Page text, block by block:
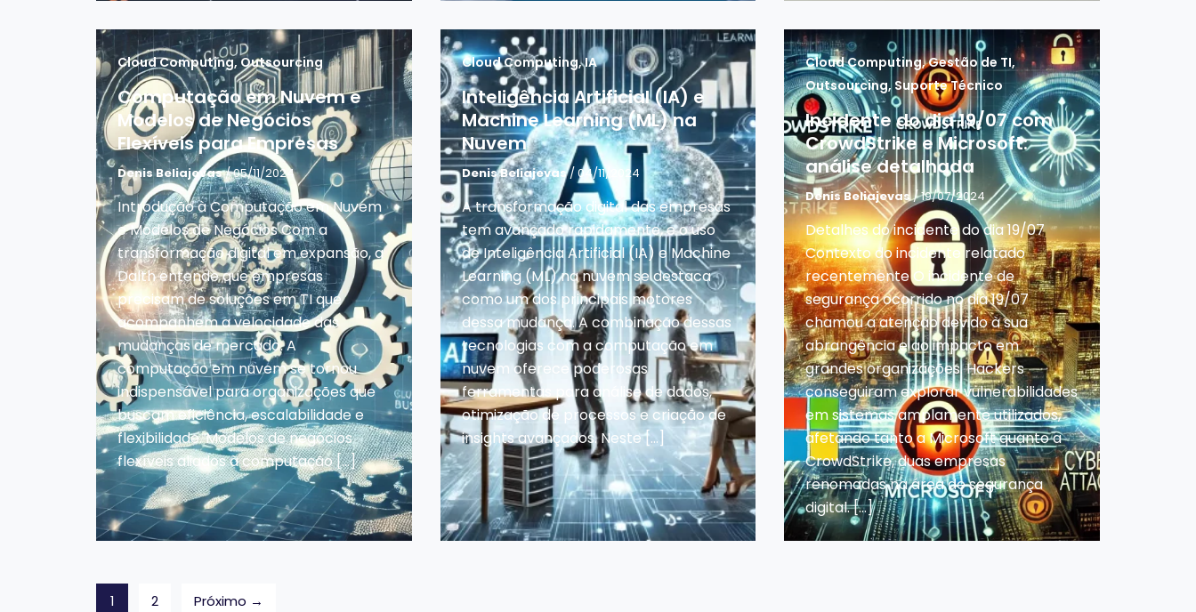
Cloud Computing,Outsourcing
Computação em Nuvem e
Modelos de Negócios
Flexíveis para Empresas
Denis Beliajevas/ 05/11/2024
Introdução à Computação em Nuvem
e Modelos de Negócios Com a
transformação digital em expansão, a
Dalth entende que empresas
precisam de soluções em TI que
acompanhem a velocidade das
mudanças de mercado. A
computação em nuvem se tornou
indispensável para organizações que
buscam eficiência, escalabilidade e
flexibilidade. Modelos de negócios
flexíveis aliados à computação […]
Cloud Computing,IA
Inteligência Artificial (IA) e
Machine Learning (ML) na
Nuvem
Denis Beliajevas/ 04/11/2024
A transformação digital das empresas
tem avançado rapidamente, e o uso
de Inteligência Artificial (IA) e Machine
Learning (ML) na nuvem se destaca
como um dos principais motores
dessa mudança. A combinação dessas
tecnologias com a computação em
nuvem oferece poderosas
ferramentas para análise de dados,
otimização de processos e criação de
insights avançados. Neste […]
Cloud Computing,Gestão de TI,
Outsourcing, Suporte Técnico
Incidente do dia 19/07 com
CrowdStrike e Microsoft:
análise detalhada
Denis Beliajevas/ 19/07/2024
Detalhes do incidente do dia 19/07
Contexto do incidente relatado
recentemente O incidente de
segurança ocorrido no dia 19/07
chamou a atenção devido à sua
abrangência e ao impacto em
grandes organizações. Hackers
conseguiram explorar vulnerabilidades
em sistemas amplamente utilizados,
afetando tanto a Microsoft quanto a
CrowdStrike, duas empresas
renomadas na área de segurança
digital. […]
1 2 Próximo →